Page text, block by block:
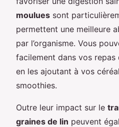
moulues sont
permettent une meilleure
par l’organisme. Vous
facilement dans vos
en les ajoutant à vos
smoothies.
Outre leur impact sur le
graines de lin peuvent